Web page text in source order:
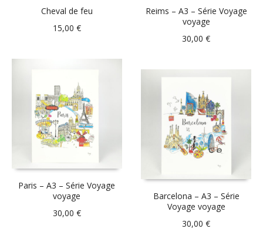
Cheval de feu
15,00 €
Reims – A3 – Série Voyage
voyage
30,00€
Paris – A3 – Série Voyage
voyage
30,00 €
Barcelona – A3 – Série
Voyage voyage
30,00€